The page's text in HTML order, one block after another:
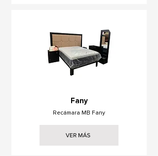
Fany
Recámara MB Fany
VER MÁS